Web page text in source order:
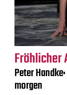
Fröhlicher
Peter
morgen